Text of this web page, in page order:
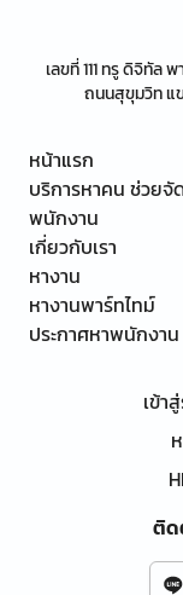
เลขที่ 111 ทรู ดิจิทัล
ถนนสุขุมวิท แ
หน้าแรก
บริการหาคน ช่วยจั
พนักงาน
เกี่ยวกับเรา
หางาน
หางานพาร์ทไทม์
ประกาศหาพนักงา
เข้า
ติด